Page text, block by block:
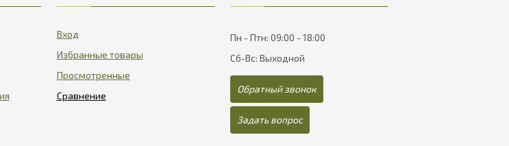
Вход
Избранные товары
Просмотренные
Пн - Птн: 09:00 - 18:00
Сб-Вс: Выходной
Обратный звонок
Задать вопрос